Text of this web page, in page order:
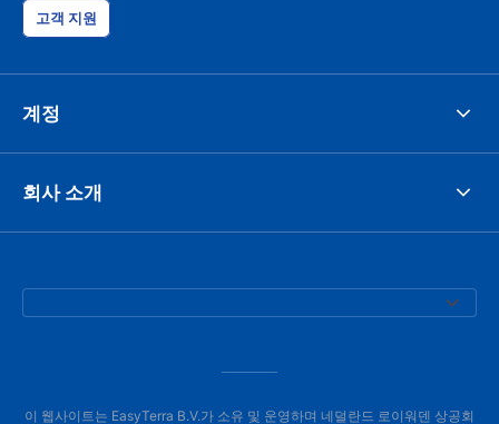
고객 지원
계정
회사 소개
이 웹사이트는 EasyTerra B.V.가 소유 및 운영하며 네덜란드 로이워덴 상공회